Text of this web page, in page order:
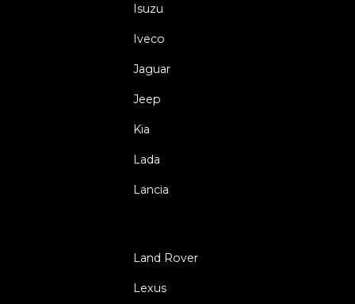
Isuzu
Iveco
Jaguar
Jeep
Kia
Lada
Lancia
Land Rover
Lexus